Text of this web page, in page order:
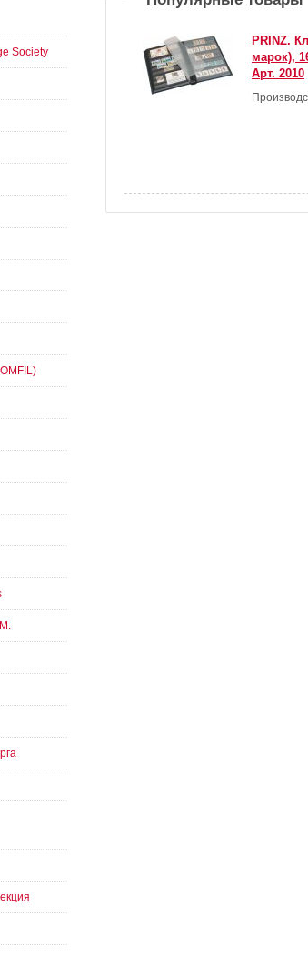
PRINZ.
марок),
Арт. 2010
Society